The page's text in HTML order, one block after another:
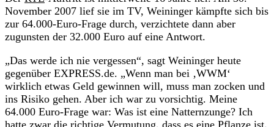
November 2007 lief sie im TV, Weininger kämpfte sich bis
zur 64.000-Euro-Frage durch, verzichtete dann aber
zugunsten der 32.000 Euro auf eine Antwort.
„Das werde ich nie vergessen“, sagt Weininger heute
gegenüber EXPRESS.de. „Wenn man bei ‚WWM‘
wirklich etwas Geld gewinnen will, muss man zocken und
ins Risiko gehen. Aber ich war zu vorsichtig. Meine
64.000 Euro-Frage war: Was ist eine Natternzunge? Ich
hatte zwar die richtige Vermutung, dass es eine Pflanze ist.